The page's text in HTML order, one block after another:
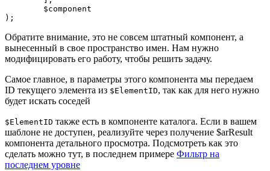
);
Обратите внимание, это не совсем штатный компонент, а
вынесенный в свое пространство имен. Нам нужно
модифицировать его работу, чтобы решить задачу.
Самое главное, в параметры этого компонента мы передаем
ID текущего элемента из $ElementID, так как для него нужно
будет искать соседей
$ElementID также есть в компоненте каталога. Если в вашем
шаблоне не доступен, реализуйте через получение $arResult
компонента детального просмотра. Подсмотреть как это
сделать можно тут, в последнем примере Фильтр на
последнем уровне